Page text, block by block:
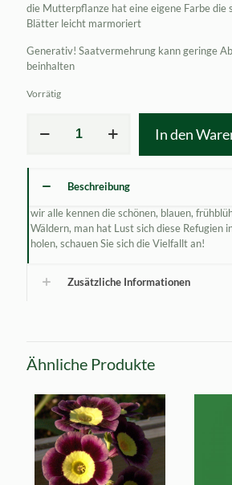
die Mutterpflanze hat eine eigene Farbe die
Blätter leicht marmoriert
Generativ! Saatvermehrung kann geringe
beinhalten
Vorrätig
nobilis
Menge
In den
Beschreibung
wir alle kennen die schönen, blauen,
Wäldern, man hat Lust sich diese Refugien
holen, schauen Sie sich die Vielfallt an!
Zusätzliche Informationen
Ähnliche Produkte